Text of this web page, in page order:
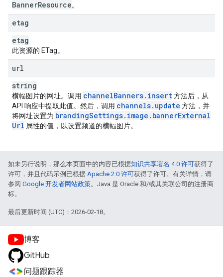
BannerResource。
etag
etag
此资源的 ETag。
url
string
横幅图片的网址。调用 channelBanners. insert方法后，从
API 响应中提取此值。然后，调用 channels. update 方法，并
将网址设置为 brandingSettings. image . bannerExternal
Url 属性的值，以设置频道的横幅图片。
如未另行说明，那么本页面中的内容已根据知识共享署名 4.0 许可获得了
许可，并且代码示例已根据 Apache 2.0 许可获得了许可。有关详情，请
参阅 Google 开发者网站政策。Java 是 Oracle 和/或其关联公司的注册商
标。
最后更新时间 (UTC)：2026-02-18。
博客
GitHub
问题跟踪器